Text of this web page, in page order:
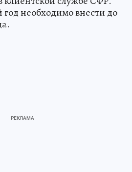
необходимо внести до